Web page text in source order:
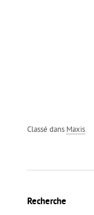
Classé dans Maxis
Recherche